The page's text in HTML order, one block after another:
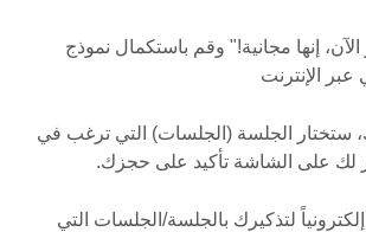
إنها مجانية!" وقم باستكمال نموذج
عبر الإنترنت
ستختار الجلسة (الجلسات) التي ترغب في
لك على الشاشة تأكيد على حجزك.
لتذكيرك بالجلسة/الجلسات التي